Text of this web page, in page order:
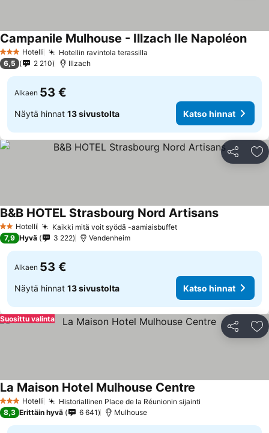
3 Tähtiluokitus
Hotelli Hotellin ravintola terassilla
Campanile Mulhouse - Illzach Ile Napoléon
6,5 2 210 Illzach
Alkaen 53 €
Näytä hinnat 13 sivustolta Katso hinnat
Jaa
2 Tähtiluokitus
Hotelli Kaikki mitä voit syödä -aamiaisbuffetKatso hinnat
B&B HOTEL Strasbourg Nord ArtisansKatso
7,9 Hyvä 3 222 Vendenheim
Alkaen 53 €
Näytä hinnat 13 sivustolta Katso hinnat
Jaa
Suosittu valinta
3 Tähtiluokitus
Hotelli Historiallinen Place de la Réunionin sijainti
La Maison Hotel Mulhouse Centre
8,3 Erittäin hyvä 6 641 Mulhouse